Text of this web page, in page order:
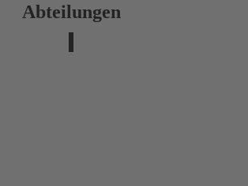
Abteilungen